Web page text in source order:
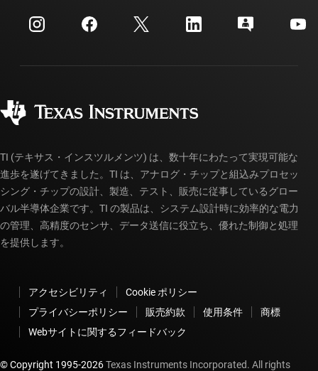
投資家向け情報
製造
カスタマー・サポート・センター
myTI アカウントの FAQ
ご注文に関する FAQ
TI (テキサス・インスツルメンツ) は、数十年にわたって実現可能な
進歩を遂げてきました。TI は、アナログ・チップと組込みプロセッ
シング・チップの設計、製造、テスト、販売に従事しているグロー
バル半導体企業です。TI の製品は、システム設計時に効率的な電力
の管理、高精度のセンサ、データ送信に役立ち、優れた制御と処理
を提供します。
アクセシビリティ
Cookie ポリシー
プライバシーポリシー
販売約款 使用条件
商標
Webサイトに関するフィードバック
© Copyright 1995-2026Texas Instruments Incorporated. All rights